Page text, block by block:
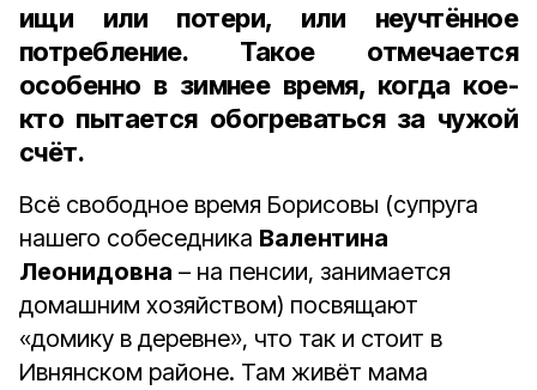
ищи или потери, или неучтённое
потребление. Такое отмечается
особенно в зимнее время, когда кое-
кто пытается обогреваться за чужой
счёт.
Всё свободное время Борисовы (супруга
нашего собеседника Валентина
Леонидовна – на пенсии, занимается
домашним хозяйством) посвящают
«домику в деревне», что так и стоит в
Ивнянском районе. Там живёт мама